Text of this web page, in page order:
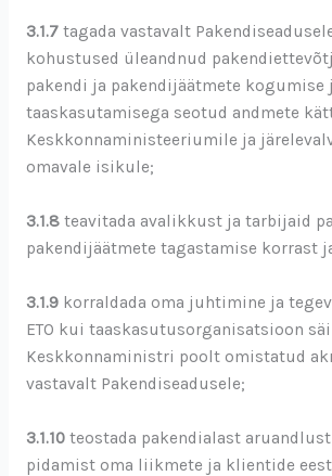
3.1.7tagada vastavalt
kohustused üleandnud
pakendi ja pakendijäätmete kogumise
taaskasutamisega seotud andmete
Keskkonnaministeeriumile ja
omavale isikule;
3.1.8teavitada avalikkust ja tarbijaid
pakendijäätmete tagastamise korrast
3.1.9korraldada oma juhtimine ja
ETO kui taaskasutusorganisatsioon
Keskkonnaministri poolt omistatud
vastavalt Pakendiseadusele;
3.1.10teostada pakendialast
pidamist oma liikmete ja klientide eest